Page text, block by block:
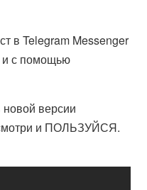
в Telegram Messenger
и с помощью
версии
и ПОЛЬЗУЙСЯ.